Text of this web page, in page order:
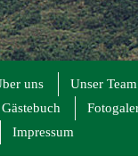
uns
Unser Team
Gästebuch
Impressum